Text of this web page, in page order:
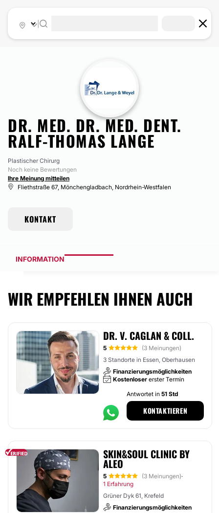
DR. MED. DR. MED. DENT.
RALF-THOMAS LANGE
Plastischer Chirurg
Noch keine Bewertungen
Ihre Meinung mitteilen
Fliethstraße 67, Mönchengladbach, Nordrhein-Westfalen
KONTAKT
INFORMATION
WIR EMPFEHLEN IHNEN AUCH
DR. V. CAGLAN & COLL.
5
(3 Meinungen)
3 Standorte in Essen, Oberhausen
Finanzierungsmöglichkeiten
Kostenloser erster Termin
Antwortet in 51 Std
KONTAKTIEREN
SKIN&SOUL CLINIC BY
ALEO
5 (3 Meinungen)·
1 Erfahrung
Grüner Dyk 61, Krefeld
Finanzierungsmöglichkeiten